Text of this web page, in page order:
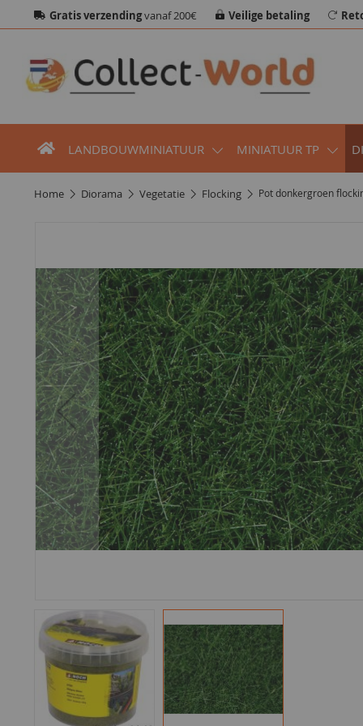
Gratis verzendingvanaf 200€ Veilige betaling
LANDBOUWMINIATUUR MINIATUUR TP
home diorama vegetatie flocking Pot donkergroen